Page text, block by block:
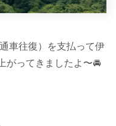
車往復）を支払って伊
がってきましたよ〜🚘